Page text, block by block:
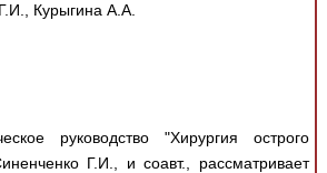
Курыгина А.А.
руководство "Хирургия острого
Г.И., и соавт., рассматривает